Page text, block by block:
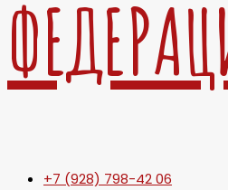
+7 (928) 798-42 06